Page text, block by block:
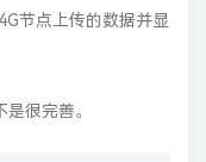
节点上传的数据并显
很完善。